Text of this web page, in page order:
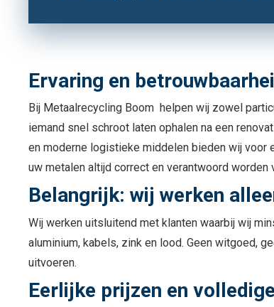
Ervaring en
Bij Metaalrecycling Boom helpen wij zowel
iemand snel schroot laten ophalen na een
en moderne logistieke middelen bieden wij voor
uw metalen altijd correct en verantwoord worden
Belangrijk: wij werken
Wij werken uitsluitend met klanten waarbij wij
aluminium, kabels, zink en lood. Geen witgoed,
uitvoeren.
Eerlijke prijzen en